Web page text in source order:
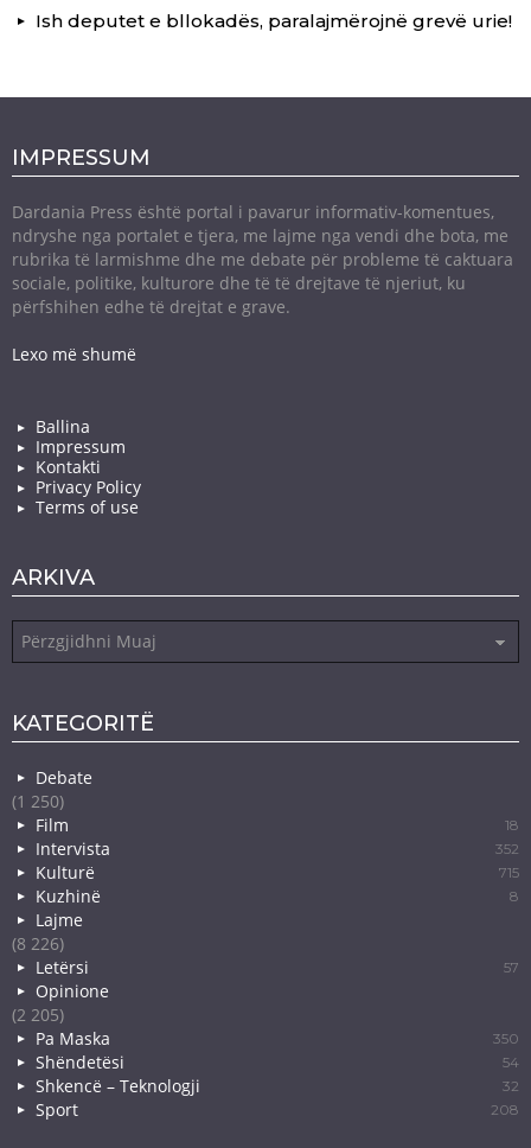
Ish deputet e bllokadës, paralajmërojnë grevë urie!
IMPRESSUM
Dardania Press është portal i pavarur informativ-komentues,
ndryshe nga portalet e tjera, me lajme nga vendi dhe bota, me
rubrika të larmishme dhe me debate për probleme të caktuara
sociale, politike, kulturore dhe të të drejtave të njeriut, ku
përfshihen edhe të drejtat e grave.
Lexo më shumë
Ballina
Impressum
Kontakti
Privacy Policy
Terms of use
ARKIVA
KATEGORITË
Debate
(1 250)
Film
18
Intervista 352
Kulturë 715
Kuzhinë 8
Lajme
(8 226)
Letërsi
57
Opinione
(2 205)
Pa Maska
350
Shëndetësi 54
Shkencë – Teknologji 32
Sport 208